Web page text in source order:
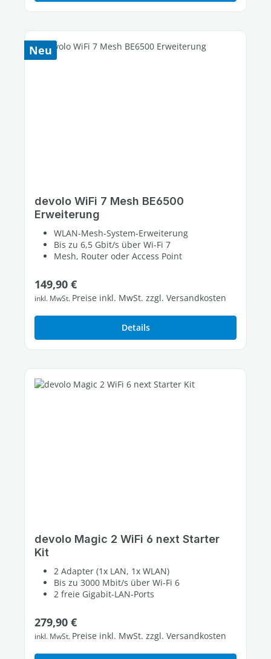
Neu
devolo WiFi 7 Mesh BE6500
Erweiterung
WLAN-Mesh-System-Erweiterung
Bis zu 6,5 Gbit/s über Wi-Fi 7
Mesh, Router oder Access Point
Regulärer Preis:
149,90 €
inkl. MwSt. Preise inkl. MwSt. zzgl. Versandkosten
Details
devolo Magic 2 WiFi 6 next Starter
Kit
2 Adapter (1x LAN, 1x WLAN)
Bis zu 3000 Mbit/s über Wi-Fi 6
2 freie Gigabit-LAN-Ports
Regulärer Preis:
279,90 €
inkl. MwSt. Preise inkl. MwSt. zzgl. Versandkosten